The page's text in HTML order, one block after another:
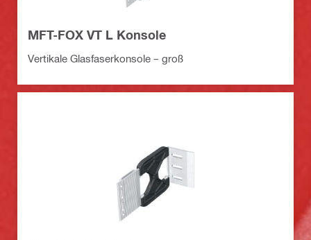
MFT-FOX VT L Konsole
Vertikale Glasfaserkonsole – groß